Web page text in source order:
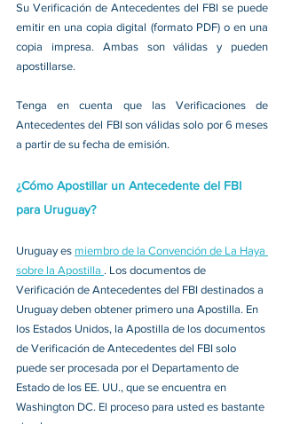
Su Verificación de Antecedentes del FBI se puede
emitir en una copia digital (formato PDF) o en una
copia impresa. Ambas son válidas y pueden
apostillarse.
Tenga en cuenta que las Verificaciones de
Antecedentes del FBI son válidas solo por 6 meses
a partir de su fecha de emisión.
¿Cómo Apostillar un Antecedente del FBI
para Uruguay?
Uruguay es miembro de la Convención de La Haya
sobre la Apostilla . Los documentos de
Verificación de Antecedentes del FBI destinados a
Uruguay deben obtener primero una Apostilla. En
los Estados Unidos, la Apostilla de los documentos
de Verificación de Antecedentes del FBI solo
puede ser procesada por el Departamento de
Estado de los EE. UU., que se encuentra en
Washington DC. El proceso para usted es bastante